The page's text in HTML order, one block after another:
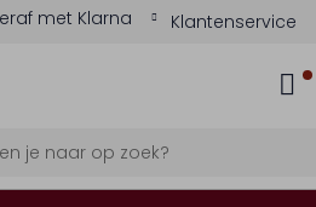
met Klarna Klantenservice